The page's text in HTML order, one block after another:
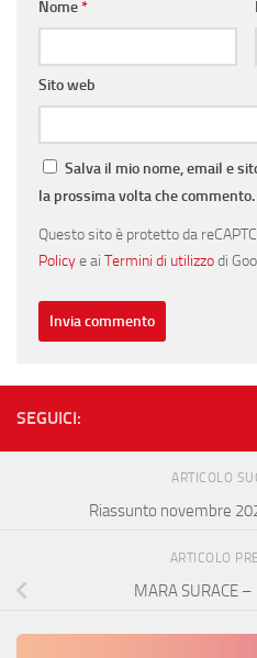
Nome*
Sito web
Salva il mio nome, email e
la prossima volta che commento.
Questo sito è protetto da
Policye ai Termini di utilizzodi
SEGUICI:
ARTICOLO
Riassunto novembre
ARTICOLO
MARA SURACE